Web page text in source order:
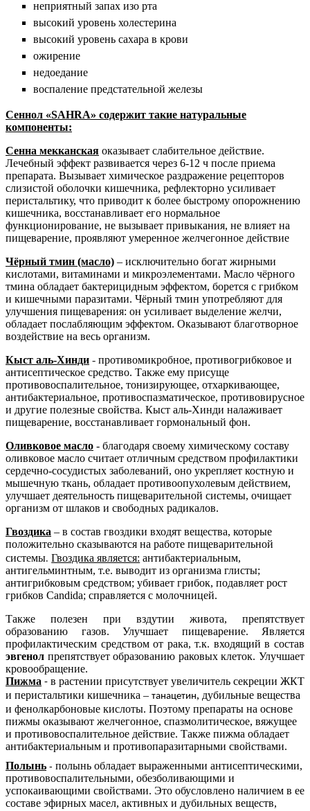
неприятный запах изо рта
высокий уровень холестерина
высокий уровень сахара в крови
ожирение
недоедание
воспаление предстательной железы
Сеннол «SAHRA» содержит такие натуральные
компоненты:
Сенна мекканская оказывает слабительное действие.
Лечебный эффект развивается через 6-12 ч после приема
препарата. Вызывает химическое раздражение рецепторов
слизистой оболочки кишечника, рефлекторно усиливает
перистальтику, что приводит к более быстрому опорожнению
кишечника, восстанавливает его нормальное
функционирование, не вызывает привыкания, не влияет на
пищеварение, проявляют умеренное желчегонное действие
Чёрный тмин (масло) – исключительно богат жирными
кислотами, витаминами и микроэлементами. Масло чёрного
тмина обладает бактерицидным эффектом, борется с грибком
и кишечными паразитами. Чёрный тмин употребляют для
улучшения пищеварения: он усиливает выделение желчи,
обладает послабляющим эффектом. Оказывают благотворное
воздействие на весь организм.
Кыст аль-Хинди - противомикробное, противогрибковое и
антисептическое средство. Также ему присуще
противовоспалительное, тонизирующее, отхаркивающее,
антибактериальное, противоспазматическое, противовирусное
и другие полезные свойства. Кыст аль-Хинди налаживает
пищеварение, восстанавливает гормональный фон.
Оливковое масло - благодаря своему химическому составу
оливковое масло считает отличным средством профилактики
сердечно-сосудистых заболеваний, оно укрепляет костную и
мышечную ткань, обладает противоопухолевым действием,
улучшает деятельность пищеварительной системы, очищает
организм от шлаков и свободных радикалов.
Гвоздика – в состав гвоздики входят вещества, которые
положительно сказываются на работе пищеварительной
системы. Гвоздика является: антибактериальным,
антигельминтным, т.е. выводит из организма глисты;
антигрибковым средством; убивает грибок, подавляет рост
грибков Candida; справляется с молочницей.
Также полезен при вздутии живота, препятствует
образованию газов. Улучшает пищеварение. Является
профилактическим средством от рака, т.к. входящий в состав
эвгенол препятствует образованию раковых клеток. Улучшает
кровообращение.
Пижма - в растении присутствует увеличитель секреции ЖКТ
и перистальтики кишечника – танацетин, дубильные вещества
и фенолкарбоновые кислоты. Поэтому препараты на основе
пижмы оказывают желчегонное, спазмолитическое, вяжущее
и противовоспалительное действие. Также пижма обладает
антибактериальным и противопаразитарными свойствами.
Полынь - полынь обладает выраженными антисептическими,
противовоспалительными, обезболивающими и
успокаивающими свойствами. Это обусловлено наличием в ее
составе эфирных масел, активных и дубильных веществ,